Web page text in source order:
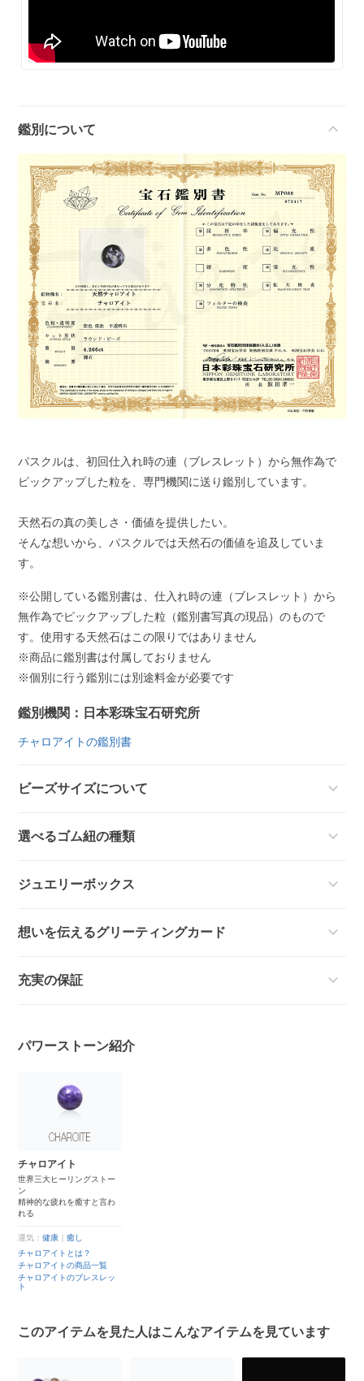
鑑別について
パスクルは、初回仕入れ時の連（ブレスレット）から無作為で
ピックアップした粒を、専門機関に送り鑑別しています。
天然石の真の美しさ・価値を提供したい。
そんな想いから、パスクルでは天然石の価値を追及していま
す。
※公開している鑑別書は、仕入れ時の連（ブレスレット）から
無作為でピックアップした粒（鑑別書写真の現品）のもので
す。使用する天然石はこの限りではありません
※商品に鑑別書は付属しておりません
※個別に行う鑑別には別途料金が必要です
鑑別機関：日本彩珠宝石研究所
チャロアイトの鑑別書
ビーズサイズについて
選べるゴム紐の種類
ジュエリーボックス
想いを伝えるグリーティングカード
充実の保証
パワーストーン紹介
チャロアイト
世界三大ヒーリングストー
ン
精神的な疲れを癒すと言わ
れる
運気：健康 ｜癒し
チャロアイトとは？
チャロアイトの商品一覧
チャロアイトのブレスレッ
ト
このアイテムを見た人はこんなアイテムを見ています